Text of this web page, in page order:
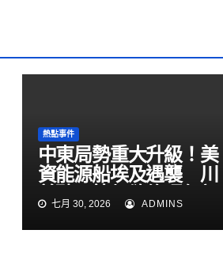
熱點事件
中東局勢重大升級！美
資能源船埃及遇襲 川
普聽取簡報欲修理伊朗
七月 30, 2026 ADMINS